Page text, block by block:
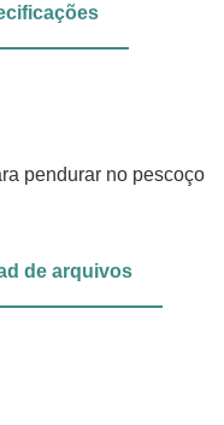
pendurar no pescoço
de arquivos